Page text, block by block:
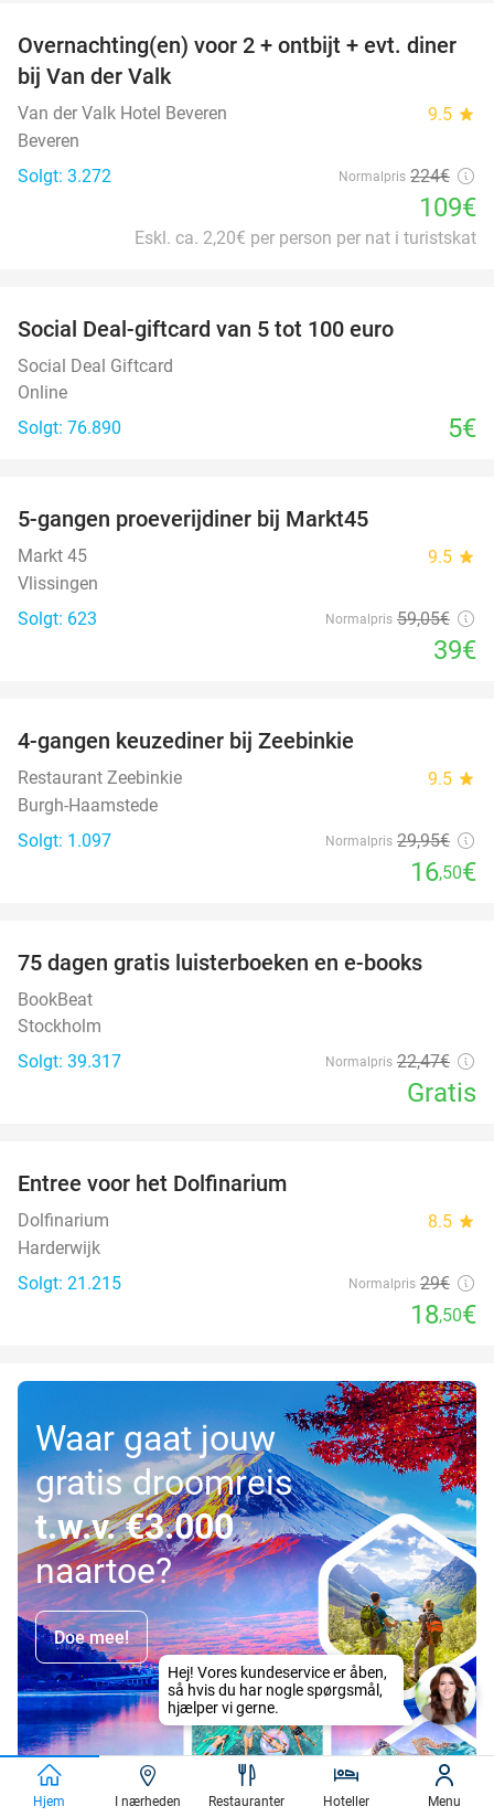
51%
Overnachting(en) voor 2 + ontbijt + evt. diner
bij Van der Valk
Van der Valk Hotel Beveren 9.5 star
Beveren
Solgt: 3.272
Normalpris 224€
109€
Eskl. ca. 2,20€ per person per nat i turistskat
Social Deal-giftcard van 5 tot 100 euro
Social Deal Giftcard
Online
Solgt: 76.890
5€
5-gangen proeverijdiner bij Markt45
Markt 45 9.5 star
Vlissingen
Solgt: 623
Normalpris 59,05€
39€
4-gangen keuzediner bij Zeebinkie
Restaurant Zeebinkie 9.5 star
Burgh-Haamstede
Solgt: 1.097
Normalpris 29,95€
16,50€
75 dagen gratis luisterboeken en e-books
BookBeat
Stockholm
Solgt: 39.317
Normalpris 22,47€
Gratis
Entree voor het Dolfinarium
Dolfinarium 8.5 star
Harderwijk
Solgt: 21.215
Normalpris 29€
18,50€
Waar gaat jouw
gratis droomreis
t.w.v. €3.000
naartoe?
Doe mee!
Hjem I nærheden Restauranter Hoteller Menu